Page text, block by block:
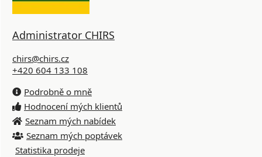
Administrator CHIRS
chirs@chirs.cz
+420 604 133 108
Podrobně o mně
Hodnocení mých klientů
Seznam mých nabídek
Seznam mých poptávek
Statistika prodeje